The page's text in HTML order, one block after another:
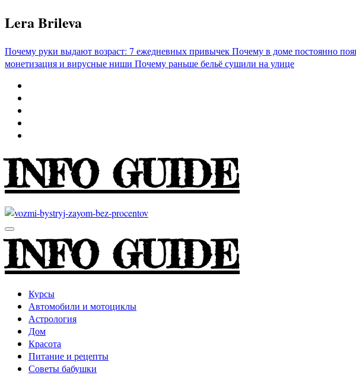
Перейти
к
Lera Brileva
Почему руки выдают возраст: 7 ежедневных привычекПочему в доме постоянно
монетизация и вирусные ниши Почему раньше бельё сушили на улице
INFO GUIDE
INFO GUIDE
Курсы
Автомобили и мотоциклы
Астрология
Дом
Красота
Питание и рецепты
Советы бабушки